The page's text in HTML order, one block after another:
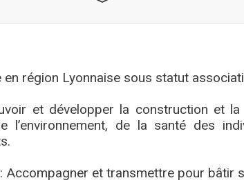
en région Lyonnaise sous statut
et développer la construction et
l’environnement, de la santé des
Accompagner et transmettre pour bâtir